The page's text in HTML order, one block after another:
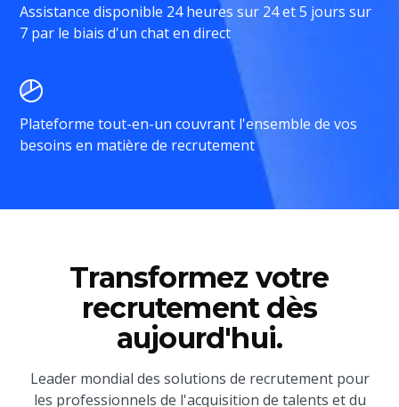
Assistance disponible 24 heures sur 24 et 5 jours sur
7 par le biais d'un chat en direct
Plateforme tout-en-un couvrant l'ensemble de vos
besoins en matière de recrutement
Transformez votre
recrutement dès
aujourd'hui.
Leader mondial des solutions de recrutement pour
les professionnels de l'acquisition de talents et du